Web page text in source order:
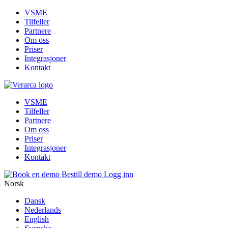
VSME
Tilfeller
Partnere
Om oss
Priser
Integrasjoner
Kontakt
VSME
Tilfeller
Partnere
Om oss
Priser
Integrasjoner
Kontakt
Bestill demo Logg inn
Norsk
Dansk
Nederlands
English